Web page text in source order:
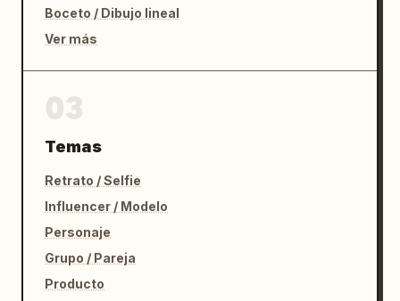
Boceto / Dibujo lineal
Ver más
Temas
Retrato / Selfie
Influencer / Modelo
Personaje
Grupo / Pareja
Producto